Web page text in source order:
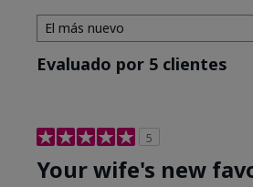
Evaluado por 5 clientes
5
Your wife's new